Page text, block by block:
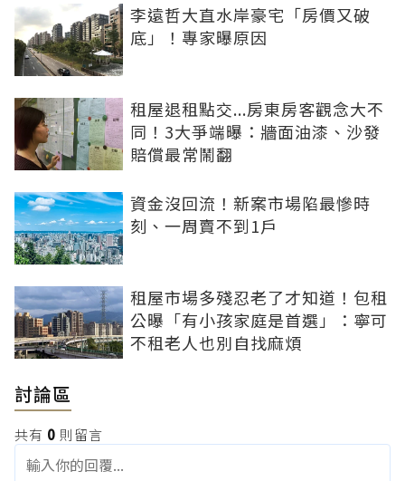
李遠哲大直水岸豪宅「房價又破
底」！專家曝原因
租屋退租點交...房東房客觀念大不
同！3大爭端曝：牆面油漆、沙發
賠償最常鬧翻
資金沒回流！新案市場陷最慘時
刻、一周賣不到1戶
租屋市場多殘忍老了才知道！包租
公曝「有小孩家庭是首選」：寧可
不租老人也別自找麻煩
討論區
共有 0 則留言